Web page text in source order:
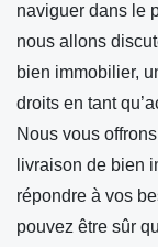
naviguer dans le
nous allons
bien immobilier,
droits en tant
Nous vous
livraison de bien
répondre à vos
pouvez être sûr